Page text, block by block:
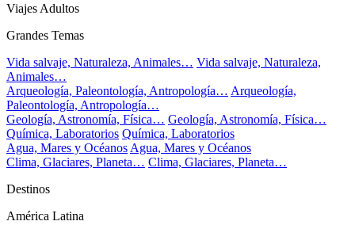
Viajes Adultos
Grandes Temas
Vida salvaje, Naturaleza, Animales… Vida salvaje, Naturaleza,
Animales…
Arqueología, Paleontología, Antropología… Arqueología,
Paleontología, Antropología…
Geología, Astronomía, Física… Geología, Astronomía, Física…
Química, Laboratorios Química, Laboratorios
Agua, Mares y Océanos Agua, Mares y Océanos
Clima, Glaciares, Planeta… Clima, Glaciares, Planeta…
Destinos
América Latina